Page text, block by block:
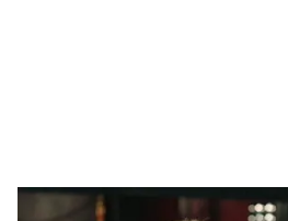
Image Credit :